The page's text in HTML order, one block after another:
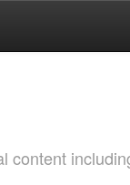
content